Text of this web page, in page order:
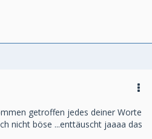
getroffen jedes deiner Worte
nicht böse ...enttäuscht jaaaa das